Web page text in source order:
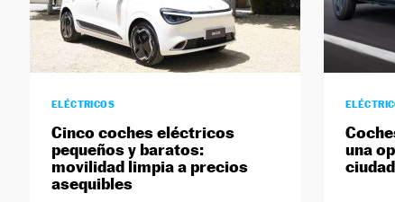
ELÉCTRICOS
Cinco coches eléctricos
pequeños y baratos:
movilidad limpia a precios
asequibles
una
ciudad